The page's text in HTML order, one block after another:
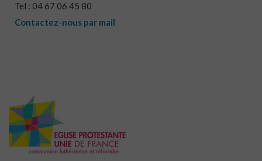
Tel : 04 67 06 45 80
Contactez-nous par mail